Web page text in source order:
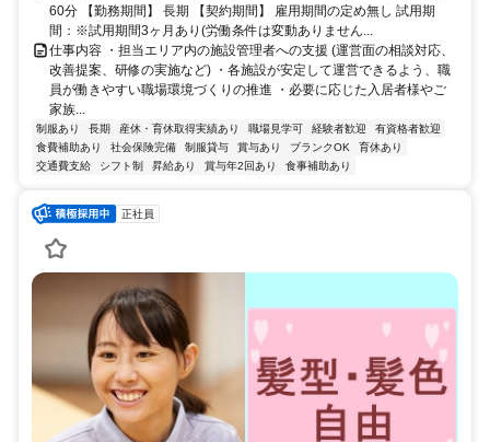
60分 【勤務期間】 長期 【契約期間】 雇用期間の定め無し 試用期
間：※試用期間3ヶ月あり(労働条件は変動ありません...
仕事内容 ・担当エリア内の施設管理者への支援 (運営面の相談対応、
改善提案、研修の実施など) ・各施設が安定して運営できるよう、職
員が働きやすい職場環境づくりの推進 ・必要に応じた入居者様やご
家族...
制服あり 長期 産休・育休取得実績あり 職場見学可 経験者歓迎
有資格者歓迎
食費補助あり
社会保険完備 制服貸与 賞与あり ブランクOK
育休あり
交通費支給
シフト制 昇給あり 賞与年2回あり 食事補助あり
正社員